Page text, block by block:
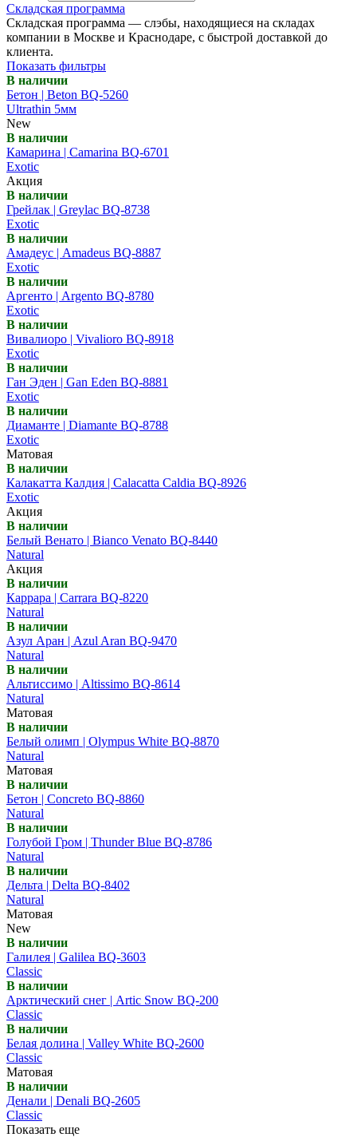
Складская программа
Складская программа — слэбы, находящиеся на складах
компании в Москве и Краснодаре, с быстрой доставкой до
клиента.
Показать фильтры
В наличии
Бетон | Beton BQ-5260
Ultrathin 5мм
New
В наличии
Камарина | Camarina BQ-6701
Exotic
Акция
В наличии
Грейлак | Greylac BQ-8738
Exotic
В наличии
Амадеус | Amadeus BQ-8887
Exotic
В наличии
Аргенто | Argento BQ-8780
Exotic
В наличии
Вивалиоро | Vivalioro BQ-8918
Exotic
В наличии
Ган Эден | Gan Eden BQ-8881
Exotic
В наличии
Диаманте | Diamante BQ-8788
Exotic
Матовая
В наличии
Калакатта Калдия | Calacatta Caldia BQ-8926
Exotic
Акция
В наличии
Белый Венато | Bianco Venato BQ-8440
Natural
Акция
В наличии
Каррара | Carrara BQ-8220
Natural
В наличии
Азул Аран | Azul Aran BQ-9470
Natural
В наличии
Альтиссимо | Altissimo BQ-8614
Natural
Матовая
В наличии
Белый олимп | Olympus White BQ-8870
Natural
Матовая
В наличии
Бетон | Concreto BQ-8860
Natural
В наличии
Голубой Гром | Thunder Blue BQ-8786
Natural
В наличии
Дельта | Delta BQ-8402
Natural
Матовая
New
В наличии
Галилея | Galilea BQ-3603
Classic
В наличии
Арктический снег | Artic Snow BQ-200
Classic
В наличии
Белая долина | Valley White BQ-2600
Classic
Матовая
В наличии
Денали | Denali BQ-2605
Classic
Показать еще